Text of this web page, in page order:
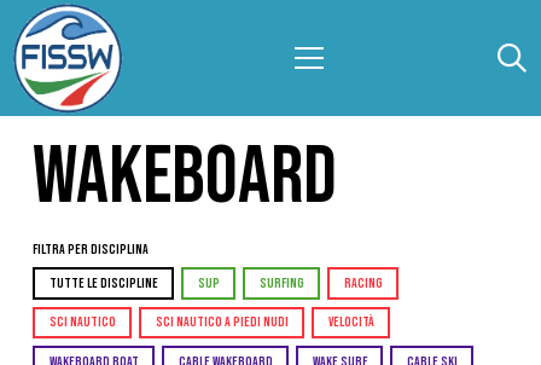
WAKEBOARD
Filtra per Disciplina
TUTTE LE DISCIPLINE SUP SURFING RACING
SCI NAUTICO SCI NAUTICO A PIEDI NUDI VELOCITÀ
WAKEBOARD BOAT CABLE WAKEBOARD WAKE SURF CABLE SKI